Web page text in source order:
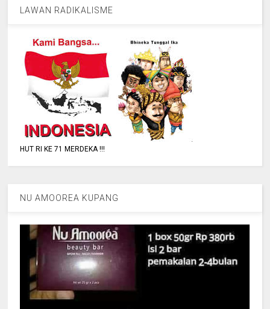
LAWAN RADIKALISME
HUT RI KE 71 MERDEKA !!!
NU AMOOREA KUPANG